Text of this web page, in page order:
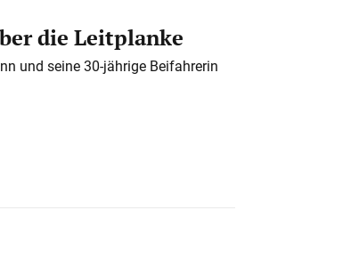
die Leitplanke
und seine 30-jährige Beifahrerin